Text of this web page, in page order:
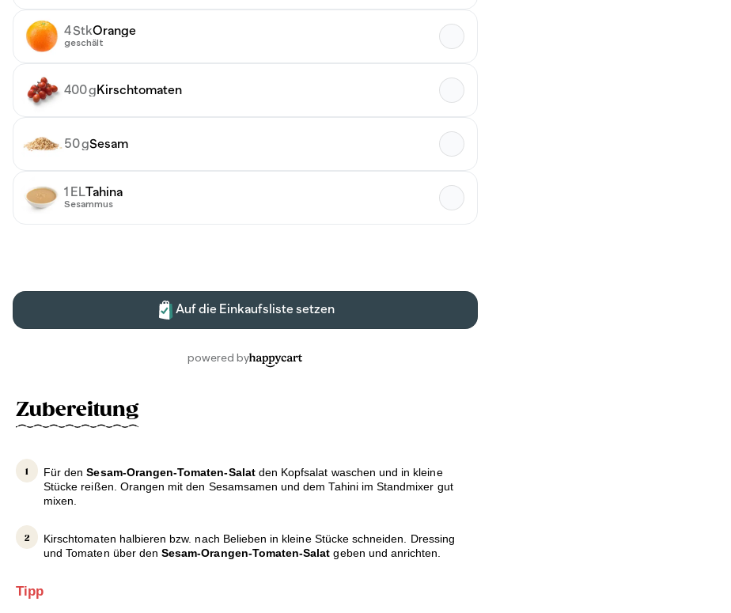
Zubereitung
Für denSesam-Orangen-Tomaten-Salatden Kopfsalat waschen und in kleine
Stücke reißen. Orangen mit den Sesamsamen und dem Tahini im Standmixer gut
mixen.
Kirschtomaten halbieren bzw. nach Belieben in kleine Stücke schneiden. Dressing
und Tomaten über denSesam-Orangen-Tomaten-Salat geben und anrichten.
Tipp